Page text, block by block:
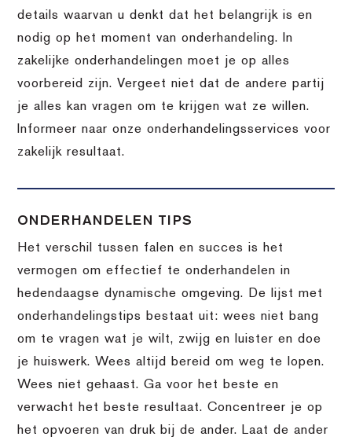
details waarvan u denkt dat het belangrijk is en
nodig op het moment van onderhandeling. In
zakelijke onderhandelingen moet je op alles
voorbereid zijn. Vergeet niet dat de andere partij
je alles kan vragen om te krijgen wat ze willen.
Informeer naar onze onderhandelingsservices voor
zakelijk resultaat.
ONDERHANDELEN TIPS
Het verschil tussen falen en succes is het
vermogen om effectief te onderhandelen in
hedendaagse dynamische omgeving. De lijst met
onderhandelingstips bestaat uit: wees niet bang
om te vragen wat je wilt, zwijg en luister en doe
je huiswerk. Wees altijd bereid om weg te lopen.
Wees niet gehaast. Ga voor het beste en
verwacht het beste resultaat. Concentreer je op
het opvoeren van druk bij de ander. Laat de ander